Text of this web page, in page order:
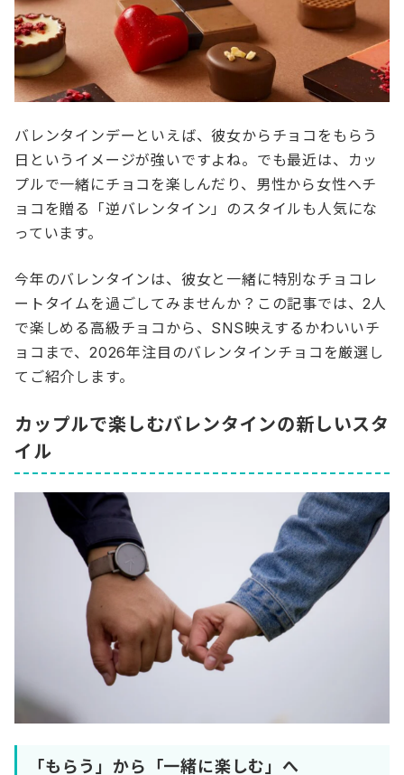
バレンタインデーといえば、彼女からチョコをもらう
日というイメージが強いですよね。でも最近は、カッ
プルで一緒にチョコを楽しんだり、男性から女性へチ
ョコを贈る「逆バレンタイン」のスタイルも人気にな
っています。
今年のバレンタインは、彼女と一緒に特別なチョコレ
ートタイムを過ごしてみませんか？この記事では、2人
で楽しめる高級チョコから、SNS映えするかわいいチ
ョコまで、2026年注目のバレンタインチョコを厳選し
てご紹介します。
カップルで楽しむバレンタインの新しいスタ
イル
「もらう」から「一緒に楽しむ」へ